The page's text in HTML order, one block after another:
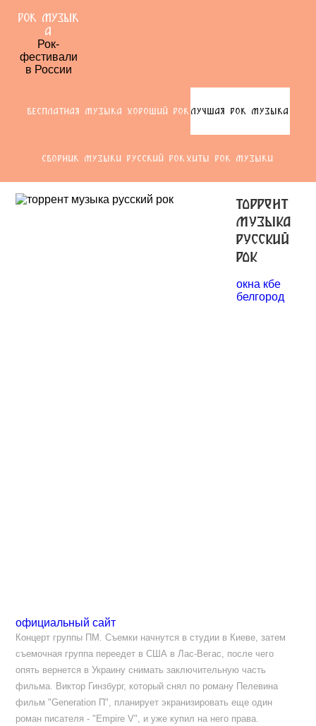
РОК МУЗЫК
А
Рок-
фестивали
в России
БЕСПЛАТНАЯ МУЗЫКА ХОРОШИЙ РОК ЛУЧШАЯ РОК МУЗЫКА
СБОРНИК МУЗЫКИ РУССКИЙ РОК ХИТЫ РОК МУЗЫКИ
торрент
музыка
русский
рок
окна кбе
белгород
официальный сайт
Концерт группы ПМ. Съемки начнутся в студии в Киеве, затем
съемочная группа переедет в США в Лас-Вегас, после чего
опять вернется в Украину снимать заключительную часть
фильма. Виктор Гинзбург, который снял по роману Пелевина
фильм "Generation П", планирует экранизировать еще один
роман писателя - "Empire V", и уже купил на него права.